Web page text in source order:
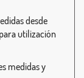
desde
utilización
medidas y